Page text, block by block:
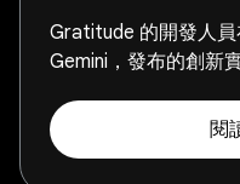
Gratitude 的開發人
Gemini，發布的創新
閱